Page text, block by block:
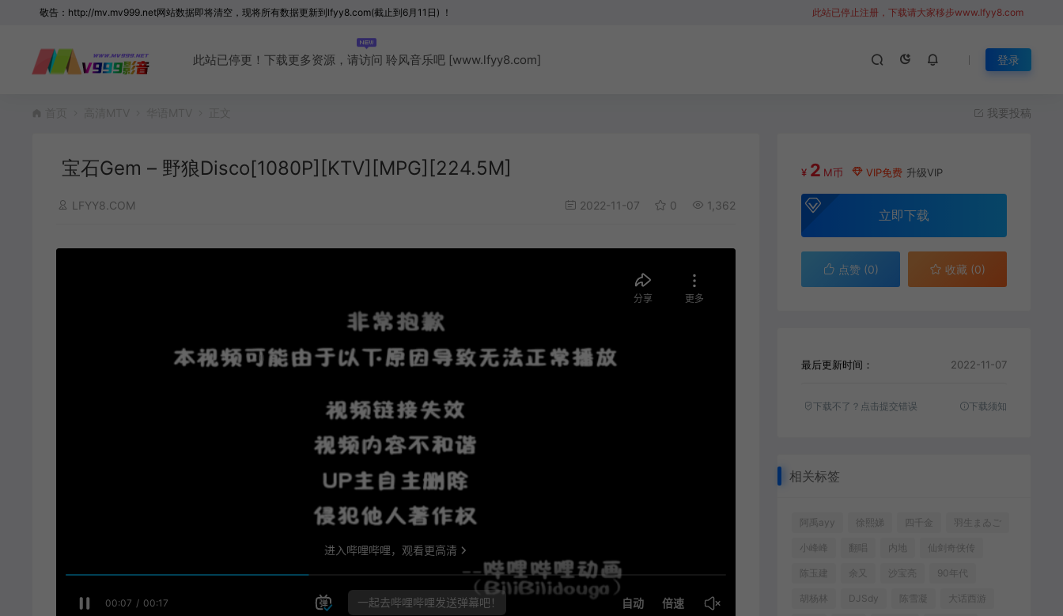
敬告：http://mv.mv999.net网站数据即将清空，现将所有数据更新到lfyy8.com(截止到6月11日) ！ 此站已停止注册，下载请大家移步www.lfyy8.com
此站已停更！下载更多资源，请访问 聆风音乐吧 [www.lfyy8.com] 登录
我要投稿
宝石Gem – 野狼Disco[1080P][KTV][MPG][224.5M]
LFYY8.COM 2022-11-07 0 1,362
¥ 2 M币 VIP免费 升级VIP
立即下载
点赞 (0) 收藏 (0)
最后更新时间： 2022-11-07
下载不了？点击提交错误 下载须知
相关标签
阿禹ayy 徐熙娣 四千金 羽生まゐご
小峰峰 翻唱 内地 仙剑奇侠传
陈玉建 余又 沙宝亮 90年代
胡杨林 DJSdy 陈雪凝 大话西游